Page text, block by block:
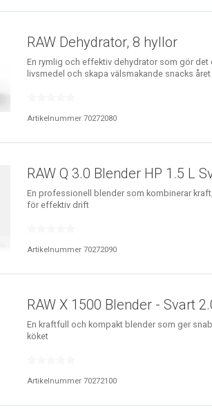
RAW Dehydrator, 8 hyllor
En rymlig och effektiv dehydrator som gör det
livsmedel och skapa välsmakande snacks året
Artikelnummer 70272080
RAW Q 3.0 Blender HP 1.5 L
En professionell blender som kombinerar
för effektiv drift
Artikelnummer 70272090
RAW X 1500 Blender - Svart
En kraftfull och kompakt blender som ger
köket
Artikelnummer 70272100